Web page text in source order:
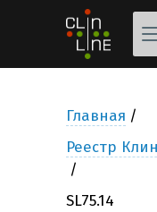
Главная
Реестр
SL75.14